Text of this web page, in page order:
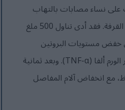
نساء مصابات بالتهاب
المفاصل الروماتويدي فعالية القرفة. فقد أدى تناول 500 ملغ
خفض مستويات البروتين
التفاعلي C (CRP) وعامل نخر الورم ألفا (TNF-α). وبعد ثمانية
مع انخفاض آلام المفاصل